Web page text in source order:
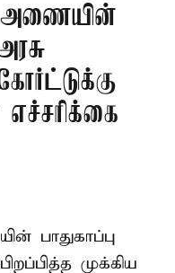
அணையின்
பாதுகாப்பு
முக்கிய